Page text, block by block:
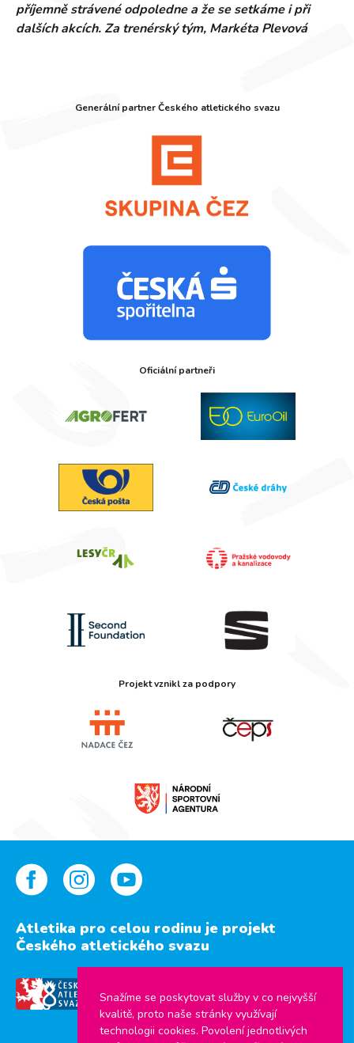
příjemně strávené odpoledne a že se setkáme i při
dalších akcích. Za trenérský tým, Markéta Plevová
Generální partner Českého atletického svazu
Oficiální partneři
Projekt vznikl za podpory
Atletika pro celou rodinu je projekt
Českého atletického svazu
Snažíme se poskytovat služby v co nejvyšší
kvalitě, proto naše stránky využívají
technologii cookies. Povolení jednotlivých